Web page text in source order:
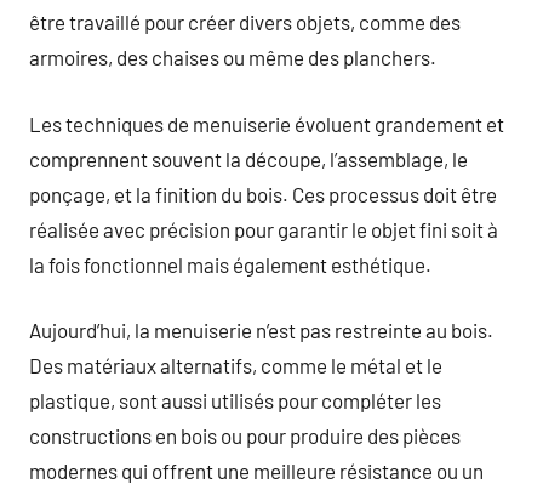
être travaillé pour créer divers objets, comme des
armoires, des chaises ou même des planchers.
Les techniques de menuiserie évoluent grandement et
comprennent souvent la découpe, l’assemblage, le
ponçage, et la finition du bois. Ces processus doit être
réalisée avec précision pour garantir le objet fini soit à
la fois fonctionnel mais également esthétique.
Aujourd’hui, la menuiserie n’est pas restreinte au bois.
Des matériaux alternatifs, comme le métal et le
plastique, sont aussi utilisés pour compléter les
constructions en bois ou pour produire des pièces
modernes qui offrent une meilleure résistance ou un